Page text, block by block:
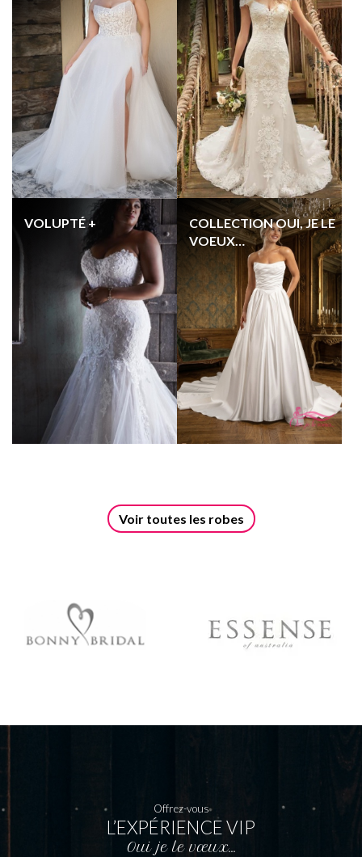
VOLUPTÉ +
COLLECTION OUI, JE LE
VOEUX…
Voir toutes les robes
Offrez-vous
L’EXPÉRIENCE VIP
Oui je le vœux…